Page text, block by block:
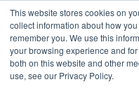
This website stores cookies on
collect information about how
remember you. We use this
your browsing experience and
both on this website and other
use, see our Privacy Policy.
2155 9055